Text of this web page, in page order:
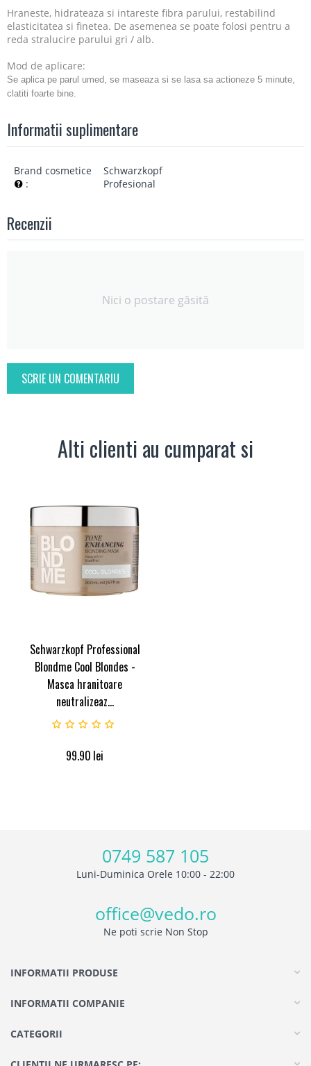
Hraneste, hidrateaza si intareste fibra parului, restabilind
elasticitatea si finetea. De asemenea se poate folosi pentru a
reda stralucire parului gri / alb.
Mod de aplicare:
Se aplica pe parul umed, se maseaza si se lasa sa actioneze 5 minute,
clatiti foarte bine.
Informatii suplimentare
Brand cosmetice
:
Schwarzkopf
Profesional
Recenzii
Nici o postare găsită
SCRIE UN COMENTARIU
Alti clienti au cumparat si
Schwarzkopf Professional
Blondme Cool Blondes -
Masca hranitoare
neutralizeaz...
99.90 lei
0749 587 105
Luni-Duminica Orele 10:00 - 22:00
office@vedo.ro
Ne poti scrie Non Stop
INFORMATII PRODUSE
INFORMATII COMPANIE
CATEGORII